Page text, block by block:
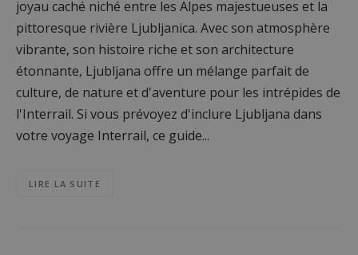
joyau caché niché entre les Alpes majestueuses et la
pittoresque rivière Ljubljanica. Avec son atmosphère
vibrante, son histoire riche et son architecture
étonnante, Ljubljana offre un mélange parfait de
culture, de nature et d'aventure pour les intrépides de
l'Interrail. Si vous prévoyez d'inclure Ljubljana dans
votre voyage Interrail, ce guide...
LIRE LA SUITE